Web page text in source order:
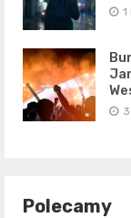
1
Polecamy